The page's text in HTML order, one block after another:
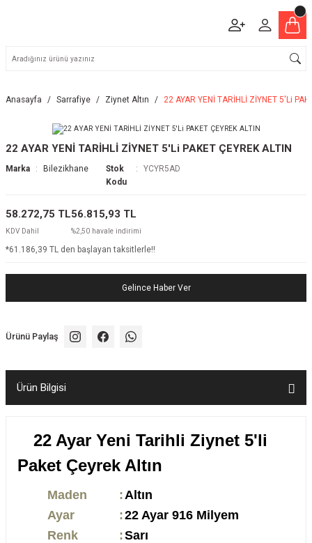
Anasayfa Sarrafiye Ziynet Altın 22 AYAR YENİ TARİHLİ ZİYNET 5'Li
22 AYAR YENİ TARİHLİ ZİYNET 5'Li PAKET ÇEYREK ALTIN
Marka Bilezikhane
Stok
Kodu
YCYR5AD
58.272,75 TL
KDV Dahil
56.815,93 TL
%2,50 havale indirimi
*61.186,39 TL den başlayan taksitlerle!!
Gelince Haber Ver
Ürünü Paylaş
Ürün Bilgisi
22 Ayar Yeni Tarihli Ziynet 5'li
Paket Çeyrek Altın
Maden :Altın
Ayar
:22 Ayar 916 Milyem
Renk
:Sarı